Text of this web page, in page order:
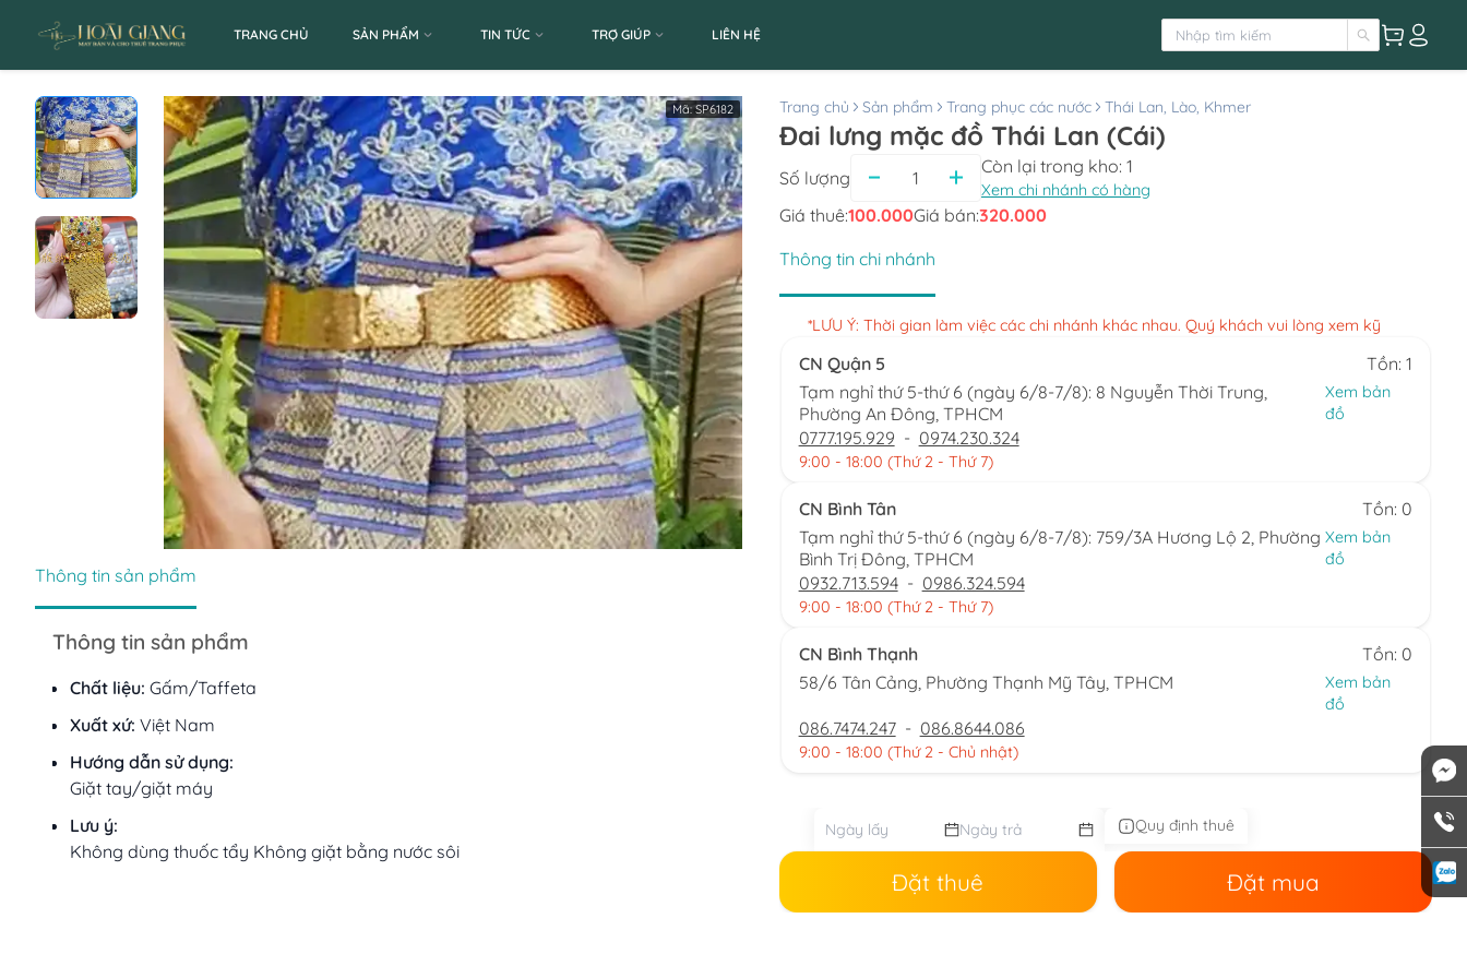
TRANG CHỦ SẢN PHẨM TIN TỨC TRỢ GIÚP LIÊN HỆ
Mã:SP6182
Thông tin sản phẩm
Thông tin sản phẩm
Chất liệu: Gấm/Taffeta
Xuất xứ: Việt Nam
Hướng dẫn sử dụng:
Giặt tay/giặt máy
Lưu ý:
Không dùng thuốc tẩy Không giặt bằng nước sôi
Trang chủ Sản phẩm Trang phục các nước Thái Lan, Lào, Khmer
Đai lưng mặc đồ Thái Lan (Cái)
Số lượng
Còn lại trong kho: 1
Xem chi nhánh có hàng
Giá thuê:100.000Giá bán:320.000
Thông tin chi nhánh
*LƯU Ý: Thời gian làm việc các chi nhánh khác nhau. Quý khách vui lòng xem kỹ
CN Quận 5
Tồn: 1
Tạm nghỉ thứ 5-thứ 6 (ngày 6/8-7/8): 8 Nguyễn Thời Trung,
Phường An Đông, TPHCM
Xem bản
đồ
0777.195.929 - 0974.230.324
9:00 - 18:00 (Thứ 2 - Thứ 7)
CN Bình Tân
Tồn: 0
Tạm nghỉ thứ 5-thứ 6 (ngày 6/8-7/8): 759/3A Hương Lộ 2, Phường
Bình Trị Đông, TPHCM
Xem bản
đồ
0932.713.594 - 0986.324.594
9:00 - 18:00 (Thứ 2 - Thứ 7)
CN Bình Thạnh
Tồn: 0
58/6 Tân Cảng, Phường Thạnh Mỹ Tây, TPHCM
Xem bản
đồ
086.7474.247 - 086.8644.086
9:00 - 18:00 (Thứ 2 - Chủ nhật)
Quy định thuê
Đặt thuê Đặt mua